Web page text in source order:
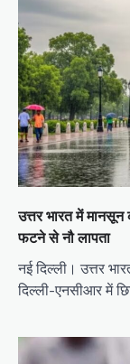
उत्तर भारत में
फटने से नौ लापता
नई दिल्ली। उत्तर
दिल्ली-एनसीआर में